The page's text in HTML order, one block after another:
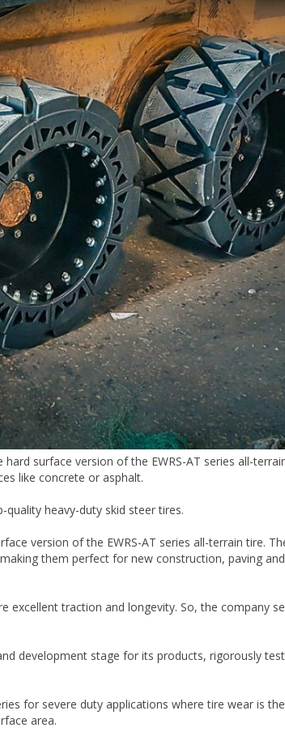
surface version of the EWRS-AT series all-
like concrete or asphalt.
heavy-duty skid steer tires.
version of the EWRS-AT series all-terrain tire.
them perfect for new construction, paving
excellent traction and longevity. So, the company
development stage for its products, rigorously
for severe duty applications where tire wear is
area.